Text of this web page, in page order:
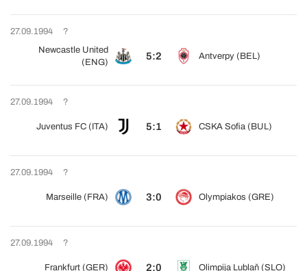
27.09.1994
?
Newcastle United
(ENG)
5:2 Antverpy (BEL)
27.09.1994 ?
Juventus FC (ITA) 5:1 CSKA Sofia (BUL)
27.09.1994 ?
Marseille (FRA) 3:0 Olympiakos (GRE)
27.09.1994 ?
Frankfurt (GER) 2:0 Olimpija Lublaň (SLO)